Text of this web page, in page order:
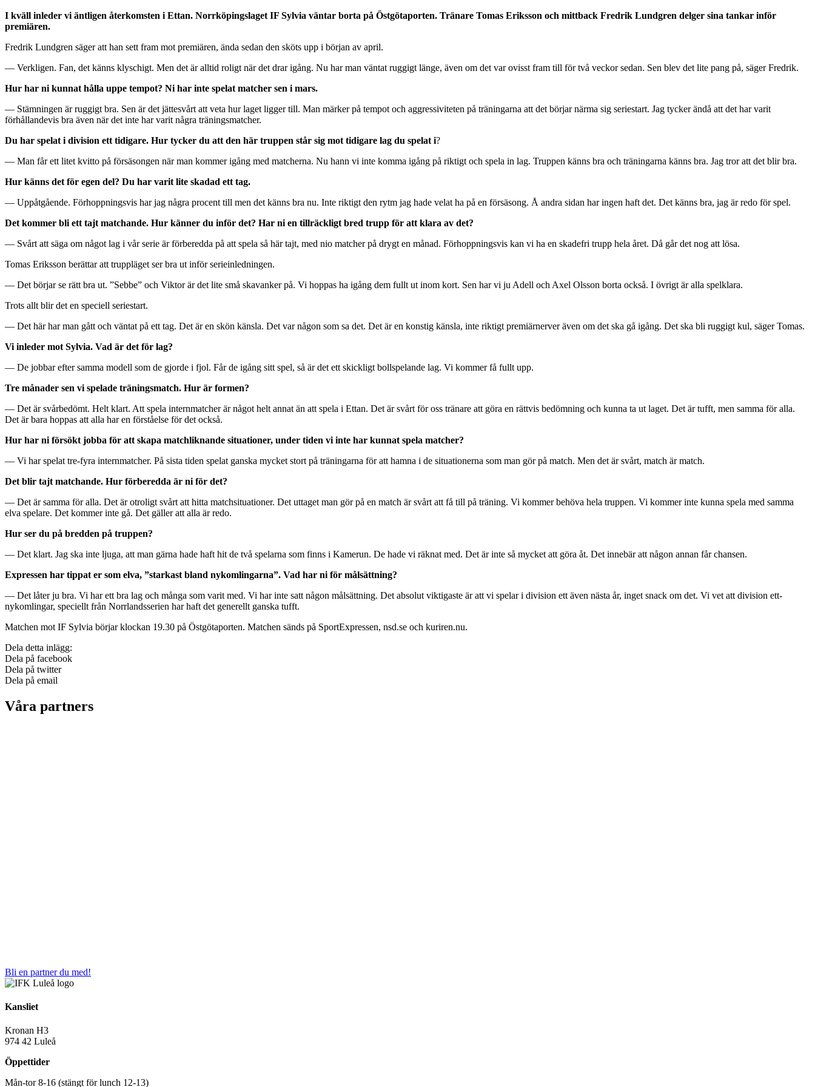
I kväll inleder vi äntligen återkomsten i Ettan. Norrköpingslaget IF Sylvia väntar borta på Östgötaporten. Tränare Tomas Eriksson och mittback Fredrik Lundgren delger sina tankar inför
premiären.
Fredrik Lundgren säger att han sett fram mot premiären, ända sedan den sköts upp i början av april.
— Verkligen. Fan, det känns klyschigt. Men det är alltid roligt när det drar igång. Nu har man väntat ruggigt länge, även om det var ovisst fram till för två veckor sedan. Sen blev det lite pang på, säger Fredrik.
Hur har ni kunnat hålla uppe tempot? Ni har inte spelat matcher sen i mars.
— Stämningen är ruggigt bra. Sen är det jättesvårt att veta hur laget ligger till. Man märker på tempot och aggressiviteten på träningarna att det börjar närma sig seriestart. Jag tycker ändå att det har varit
förhållandevis bra även när det inte har varit några träningsmatcher.
Du har spelat i division ett tidigare. Hur tycker du att den här truppen står sig mot tidigare lag du spelat i?
— Man får ett litet kvitto på försäsongen när man kommer igång med matcherna. Nu hann vi inte komma igång på riktigt och spela in lag. Truppen känns bra och träningarna känns bra. Jag tror att det blir bra.
Hur känns det för egen del? Du har varit lite skadad ett tag.
— Uppåtgående. Förhoppningsvis har jag några procent till men det känns bra nu. Inte riktigt den rytm jag hade velat ha på en försäsong. Å andra sidan har ingen haft det. Det känns bra, jag är redo för spel.
Det kommer bli ett tajt matchande. Hur känner du inför det? Har ni en tillräckligt bred trupp för att klara av det?
— Svårt att säga om något lag i vår serie är förberedda på att spela så här tajt, med nio matcher på drygt en månad. Förhoppningsvis kan vi ha en skadefri trupp hela året. Då går det nog att lösa.
Tomas Eriksson berättar att truppläget ser bra ut inför serieinledningen.
— Det börjar se rätt bra ut. ”Sebbe” och Viktor är det lite små skavanker på. Vi hoppas ha igång dem fullt ut inom kort. Sen har vi ju Adell och Axel Olsson borta också. I övrigt är alla spelklara.
Trots allt blir det en speciell seriestart.
— Det här har man gått och väntat på ett tag. Det är en skön känsla. Det var någon som sa det. Det är en konstig känsla, inte riktigt premiärnerver även om det ska gå igång. Det ska bli ruggigt kul, säger Tomas.
Vi inleder mot Sylvia. Vad är det för lag?
— De jobbar efter samma modell som de gjorde i fjol. Får de igång sitt spel, så är det ett skickligt bollspelande lag. Vi kommer få fullt upp.
Tre månader sen vi spelade träningsmatch. Hur är formen?
— Det är svårbedömt. Helt klart. Att spela internmatcher är något helt annat än att spela i Ettan. Det är svårt för oss tränare att göra en rättvis bedömning och kunna ta ut laget. Det är tufft, men samma för alla.
Det är bara hoppas att alla har en förståelse för det också.
Hur har ni försökt jobba för att skapa matchliknande situationer, under tiden vi inte har kunnat spela matcher?
— Vi har spelat tre-fyra internmatcher. På sista tiden spelat ganska mycket stort på träningarna för att hamna i de situationerna som man gör på match. Men det är svårt, match är match.
Det blir tajt matchande. Hur förberedda är ni för det?
— Det är samma för alla. Det är otroligt svårt att hitta matchsituationer. Det uttaget man gör på en match är svårt att få till på träning. Vi kommer behöva hela truppen. Vi kommer inte kunna spela med samma
elva spelare. Det kommer inte gå. Det gäller att alla är redo.
Hur ser du på bredden på truppen?
— Det klart. Jag ska inte ljuga, att man gärna hade haft hit de två spelarna som finns i Kamerun. De hade vi räknat med. Det är inte så mycket att göra åt. Det innebär att någon annan får chansen.
Expressen har tippat er som elva, ”starkast bland nykomlingarna”. Vad har ni för målsättning?
— Det låter ju bra. Vi har ett bra lag och många som varit med. Vi har inte satt någon målsättning. Det absolut viktigaste är att vi spelar i division ett även nästa år, inget snack om det. Vi vet att division ett-
nykomlingar, speciellt från Norrlandsserien har haft det generellt ganska tufft.
Matchen mot IF Sylvia börjar klockan 19.30 på Östgötaporten. Matchen sänds på SportExpressen, nsd.se och kuriren.nu.
Dela detta inlägg:
Dela på facebook
Dela på twitter
Dela på email
Våra partners
Bli en partner du med!
Kansliet
Kronan H3
974 42 Luleå
Öppettider
Mån-tor 8-16 (stängt för lunch 12-13)